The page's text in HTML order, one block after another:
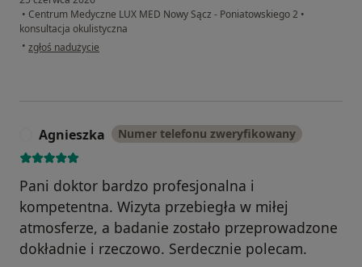
• Centrum Medyczne LUX MED Nowy Sącz - Poniatowskiego 2 •
konsultacja okulistyczna
• w opinii użytkownika Grzegorz
zgłoś nadużycie
Agnieszka Numer telefonu zweryfikowany
Pani doktor bardzo profesjonalna i
kompetentna. Wizyta przebiegła w miłej
atmosferze, a badanie zostało przeprowadzone
dokładnie i rzeczowo. Serdecznie polecam.